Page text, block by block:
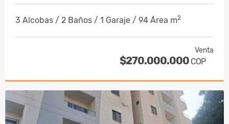
3 Alcobas / 2 Baños / 1 Garaje / 94 Área m2
Venta
$270.000.000 COP